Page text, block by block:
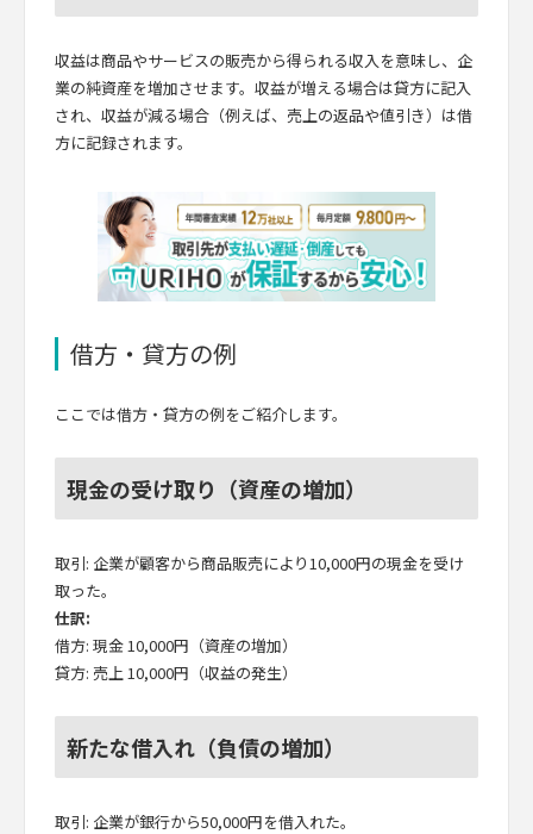
収益は商品やサービスの販売から得られる収入を意味し、企
業の純資産を増加させます。収益が増える場合は貸方に記入
され、収益が減る場合（例えば、売上の返品や値引き）は借
方に記録されます。
借方・貸方の例
ここでは借方・貸方の例をご紹介します。
現金の受け取り（資産の増加）
取引: 企業が顧客から商品販売により10,000円の現金を受け
取った。
仕訳:
借方: 現金 10,000円（資産の増加）
貸方: 売上 10,000円（収益の発生）
新たな借入れ（負債の増加）
取引: 企業が銀行から50,000円を借入れた。